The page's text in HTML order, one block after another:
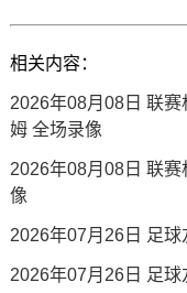
相关内容：
2026年08月08日 联
姆 全场录像
2026年08月08日 联
像
2026年07月26日 足
2026年07月26日 足